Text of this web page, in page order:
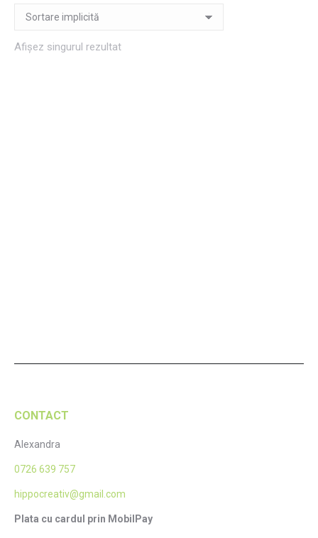
Afișez singurul rezultat
CONTACT
Alexandra
0726 639 757
hippocreativ@gmail.com
Plata cu cardul prin MobilPay